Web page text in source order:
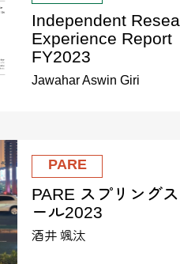
Independent
Experience Report
FY2023
Jawahar Aswin Giri
PARE
PARE スプリング
ール2023
酒井 颯汰